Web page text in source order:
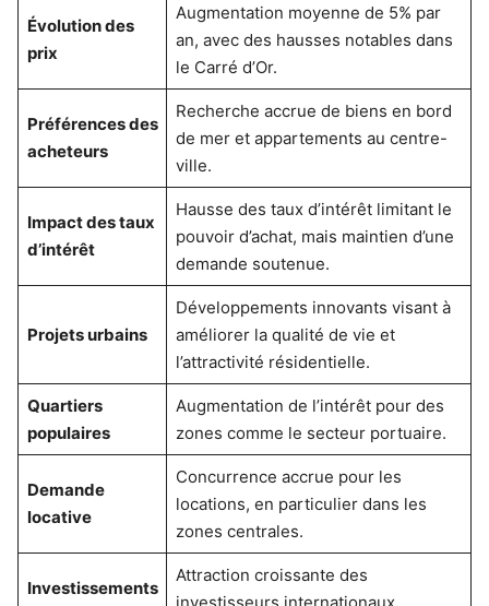
Évolution des
prix
Augmentation moyenne de 5% par
an, avec des hausses notables dans
le Carré d’Or.
Préférences des
acheteurs
Recherche accrue de biens en bord
de mer et appartements au centre-
ville.
Impact des taux
d’intérêt
Hausse des taux d’intérêt limitant le
pouvoir d’achat, mais maintien d’une
demande soutenue.
Projets urbains
Développements innovants visant à
améliorer la qualité de vie et
l’attractivité résidentielle.
Quartiers
populaires
Augmentation de l’intérêt pour des
zones comme le secteur portuaire.
Demande
locative
Concurrence accrue pour les
locations, en particulier dans les
zones centrales.
Investissements
Attraction croissante des
investisseurs internationaux,